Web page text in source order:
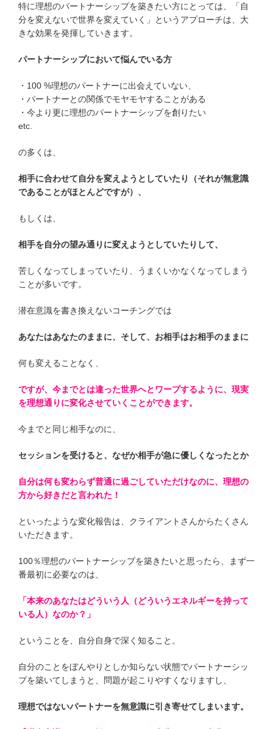
特に理想のパートナーシップを築きたい方にとっては、「自
分を変えないで世界を変えていく」というアプローチは、大
きな効果を発揮していきます。
パートナーシップにおいて悩んでいる方
・100 %理想のパートナーに出会えていない、
・パートナーとの関係でモヤモヤすることがある
・今より更に理想のパートナーシップを創りたい
etc.
の多くは、
相手に合わせて自分を変えようとしていたり（それが無意識
であることがほとんどですが）、
もしくは、
相手を自分の望み通りに変えようとしていたりして、
苦しくなってしまっていたり、うまくいかなくなってしまう
ことが多いです。
潜在意識を書き換えないコーチングでは
あなたはあなたのままに、そして、お相手はお相手のままに
何も変えることなく、
ですが、今までとは違った世界へとワープするように、現実
を理想通りに変化させていくことができます。
今までと同じ相手なのに、
セッションを受けると、なぜか相手が急に優しくなったとか
自分は何も変わらず普通に過ごしていただけなのに、理想の
方から好きだと言われた！
といったような変化報告は、クライアントさんからたくさん
いただきます。
100％理想のパートナーシップを築きたいと思ったら、まず一
番最初に必要なのは、
「本来のあなたはどういう人（どういうエネルギーを持って
いる人）なのか？」
ということを、自分自身で深く知ること。
自分のことをぼんやりとしか知らない状態でパートナーシッ
プを築いてしまうと、問題が起こりやすくなりますし、
理想ではないパートナーを無意識に引き寄せてしまいます。